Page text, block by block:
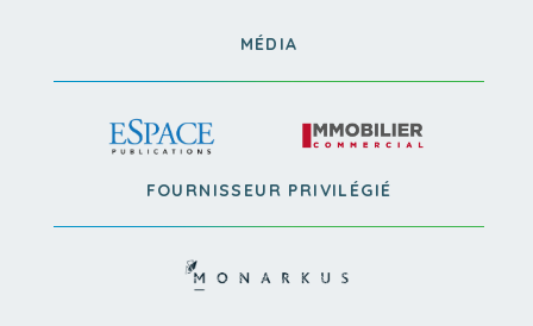
MÉDIA
FOURNISSEUR PRIVILÉGIÉ